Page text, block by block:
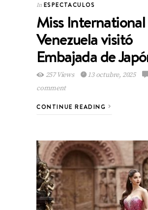
In ESPECTACULOS
Miss International
Venezuela visitó
Embajada de
257 Views 13 octubre, 2025
comment
CONTINUE READING